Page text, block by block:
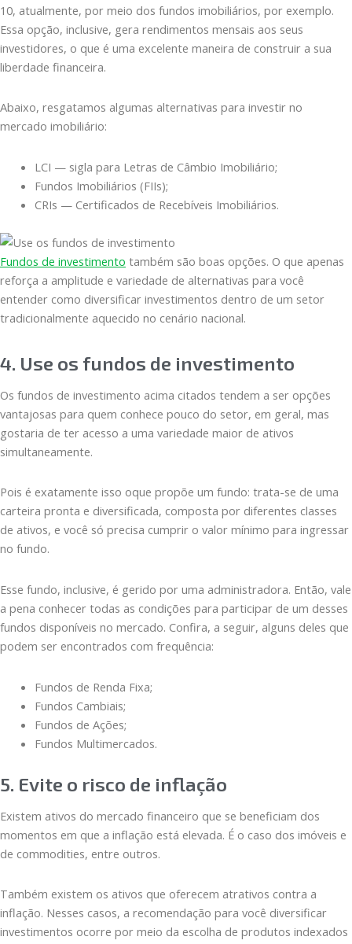
10, atualmente, por meio dos fundos imobiliários, por exemplo.
Essa opção, inclusive, gera rendimentos mensais aos seus
investidores, o que é uma excelente maneira de construir a sua
liberdade financeira.
Abaixo, resgatamos algumas alternativas para investir no
mercado imobiliário:
LCI — sigla para Letras de Câmbio Imobiliário;
Fundos Imobiliários (FIIs);
CRIs — Certificados de Recebíveis Imobiliários.
Fundos de investimento também são boas opções. O que apenas
reforça a amplitude e variedade de alternativas para você
entender como diversificar investimentos dentro de um setor
tradicionalmente aquecido no cenário nacional.
4. Use os fundos de investimento
Os fundos de investimento acima citados tendem a ser opções
vantajosas para quem conhece pouco do setor, em geral, mas
gostaria de ter acesso a uma variedade maior de ativos
simultaneamente.
Pois é exatamente isso oque propõe um fundo: trata-se de uma
carteira pronta e diversificada, composta por diferentes classes
de ativos, e você só precisa cumprir o valor mínimo para ingressar
no fundo.
Esse fundo, inclusive, é gerido por uma administradora. Então, vale
a pena conhecer todas as condições para participar de um desses
fundos disponíveis no mercado. Confira, a seguir, alguns deles que
podem ser encontrados com frequência:
Fundos de Renda Fixa;
Fundos Cambiais;
Fundos de Ações;
Fundos Multimercados.
5. Evite o risco de inflação
Existem ativos do mercado financeiro que se beneficiam dos
momentos em que a inflação está elevada. É o caso dos imóveis e
de commodities, entre outros.
Também existem os ativos que oferecem atrativos contra a
inflação. Nesses casos, a recomendação para você diversificar
investimentos ocorre por meio da escolha de produtos indexados